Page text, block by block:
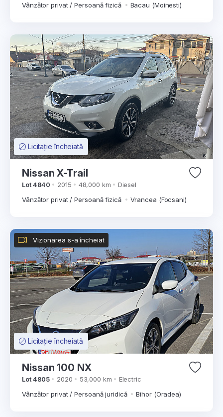
Vânzător privat / Persoană fizică
Bacau (Moinesti)
Licitație încheiată
Nissan X-Trail
Lot 4840 2015 48,000 km
Diesel
Vânzător privat / Persoană fizică
Vrancea (Focsani)
Licitație încheiată
Vizionarea s-a încheiat
Nissan 100 NX
Lot 4805 2020 53,000 km
Electric
Vânzător privat / Persoană juridică
Bihor (Oradea)